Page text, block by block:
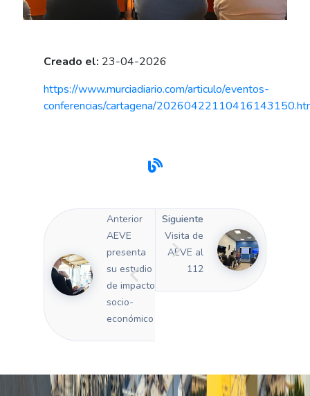
Creado el: 23-04-2026
https://www.murciadiario.com/articulo/eventos-
conferencias/cartagena/
Anterior
AEVE
presenta
su estudio
de impacto
socio-
económico
Siguiente
Visita de
AEVE al
112